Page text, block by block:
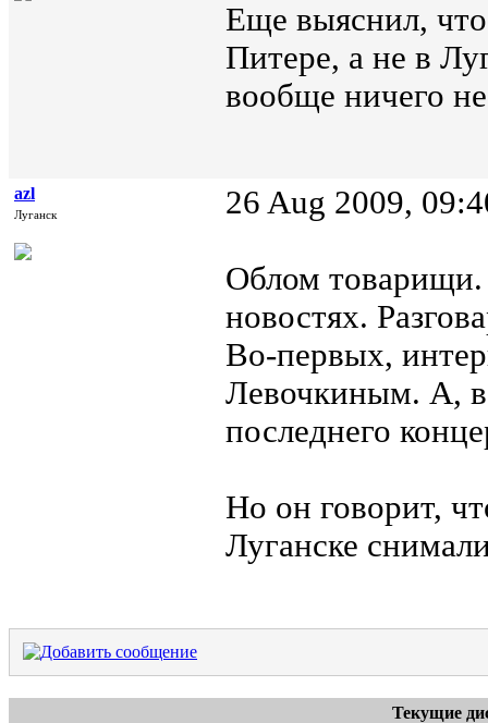
Еще выяснил,
Питере, а не в
вообще ничего
azl
Луганск 26 Aug 2009,
Облом
новостях.
Во-первых,
Левочкиным. А,
последнего
Но он говорит,
Луганске
Текущие